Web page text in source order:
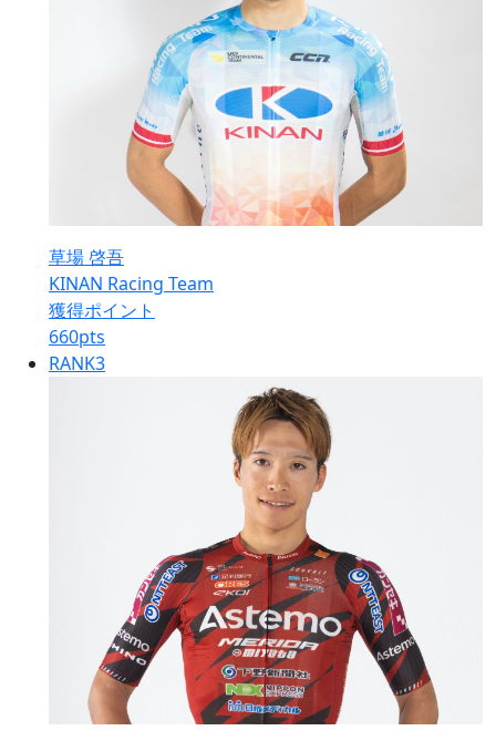
草場 啓吾
KINAN Racing Team
獲得ポイント
660pts
RANK3